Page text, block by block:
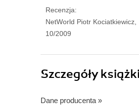
Recenzja:
NetWorld Piotr Kociatkiewicz,
10/2009
Szczegółyksiążki
Dane producenta »